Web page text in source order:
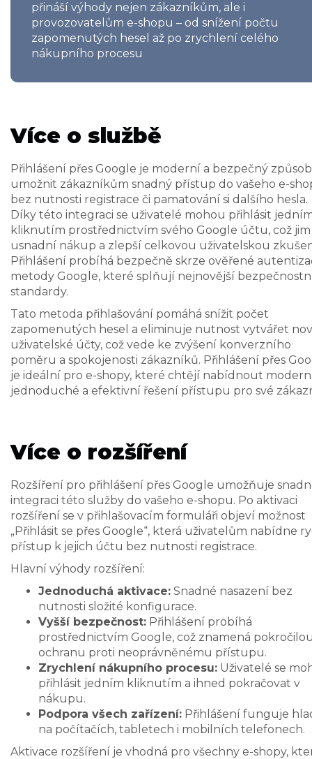
přináší výhody nejen zákazníkům, ale i
provozovatelům e-shopu – od snížení počtu
zapomenutých hesel až po zrychlení celého
nákupního procesu
Více o službě
Přihlášení přes Google je moderní a bezpečný
umožnit zákazníkům snadný přístup do vašeho e-
bez nutnosti registrace či pamatování si dalšího hesla.
Díky této integraci se uživatelé mohou přihlásit
kliknutím prostřednictvím svého Google účtu, což jim
usnadní nákup a zlepší celkovou uživatelskou
Přihlášení probíhá bezpečně skrze ověřené
metody Google, které splňují nejnovější
standardy.
Tato metoda přihlašování pomáhá snížit počet
zapomenutých hesel a eliminuje nutnost vytvářet
uživatelské účty, což vede ke zvýšení konverzního
poměru a spokojenosti zákazníků. Přihlášení přes
je ideální pro e-shopy, které chtějí nabídnout
jednoduché a efektivní řešení přístupu pro své
Více o rozšíření
Rozšíření pro přihlášení přes Google umožňuje
integraci této služby do vašeho e-shopu. Po aktivaci
rozšíření se v přihlašovacím formuláři objeví možnost
„Přihlásit se přes Google“, která uživatelům nabídne
přístup k jejich účtu bez nutnosti registrace.
Hlavní výhody rozšíření:
Jednoduchá aktivace: Snadné nasazení bez
nutnosti složité konfigurace.
Vyšší bezpečnost: Přihlášení probíhá
prostřednictvím Google, což znamená
ochranu proti neoprávněnému přístupu.
Zrychlení nákupního procesu: Uživatelé se
přihlásit jedním kliknutím a ihned pokračovat v
nákupu.
Podpora všech zařízení: Přihlášení funguje
na počítačích, tabletech i mobilních telefonech.
Aktivace rozšíření je vhodná pro všechny e-shopy,